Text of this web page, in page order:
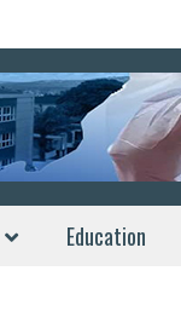
Education